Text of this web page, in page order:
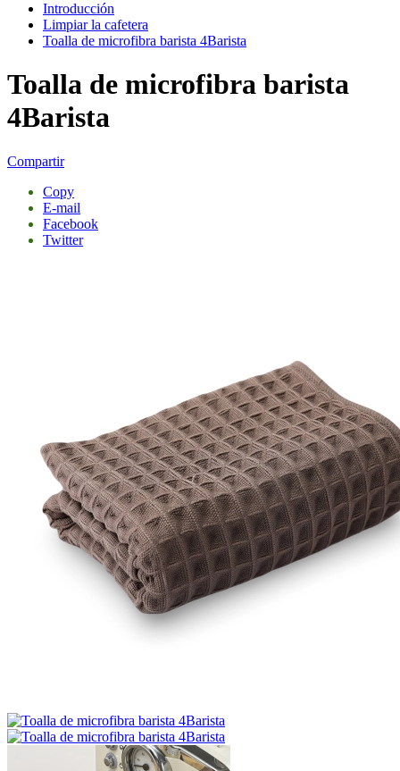
Introducción
Limpiar la cafetera
Toalla de microfibra barista 4Barista
Toalla de microfibra barista
4Barista
Compartir
Copy
E-mail
Facebook
Twitter